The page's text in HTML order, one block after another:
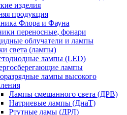
изделия
продукция
Флора и Фауна
переносные, фонари
облучатели и лампы
света (лампы)
лампы (LED)
лампы
лампы высокого
Лампы смешанного света (ДРВ)
Натриевые лампы (ДнаТ)
Ртутные ламы (ДРЛ)